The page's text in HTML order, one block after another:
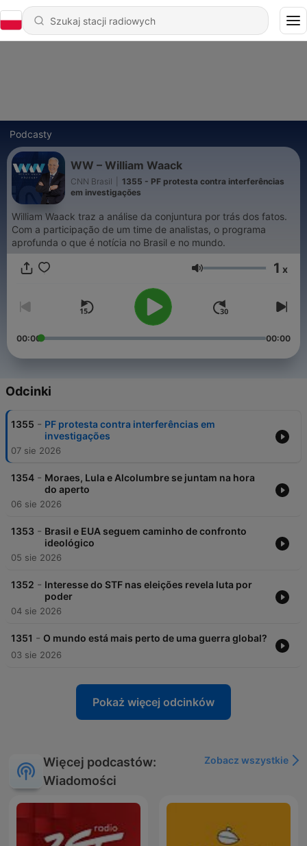
Podcasty
WW – William Waack
CNN Brasil
1355 - PF protesta contra interferências
em investigações
William Waack traz a análise da conjuntura por trás dos fatos.
Com a participação de um time de analistas, o programa
aprofunda o que é notícia no Brasil e no mundo.
Głośność 1 x
00:00 00:00
Odcinki
1355 - PF protesta contra interferências em
investigações
07 sie 2026
1354 - Moraes, Lula e Alcolumbre se juntam na hora
do aperto
06 sie 2026
1353 - Brasil e EUA seguem caminho de confronto
ideológico
05 sie 2026
1352 - Interesse do STF nas eleições revela luta por
poder
04 sie 2026
1351 - O mundo está mais perto de uma guerra global?
03 sie 2026
Pokaż więcej odcinków
Więcej podcastów:
Wiadomości
Zobacz wszystkie